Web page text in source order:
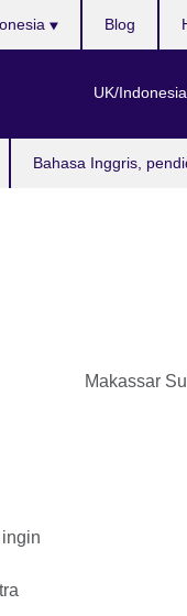
Bahasa Inggris,
UK/
Blog
Makassar